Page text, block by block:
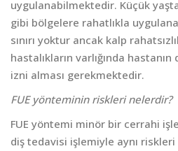
uygulanabilmektedir. Küçük
gibi bölgelere rahatlıkla
sınırı yoktur ancak kalp
hastalıkların varlığında
izni alması gerekmektedir.
FUE yönteminin riskleri nelerdir?
FUE yöntemi minör bir cerrahi
diş tedavisi işlemiyle aynı riskleri